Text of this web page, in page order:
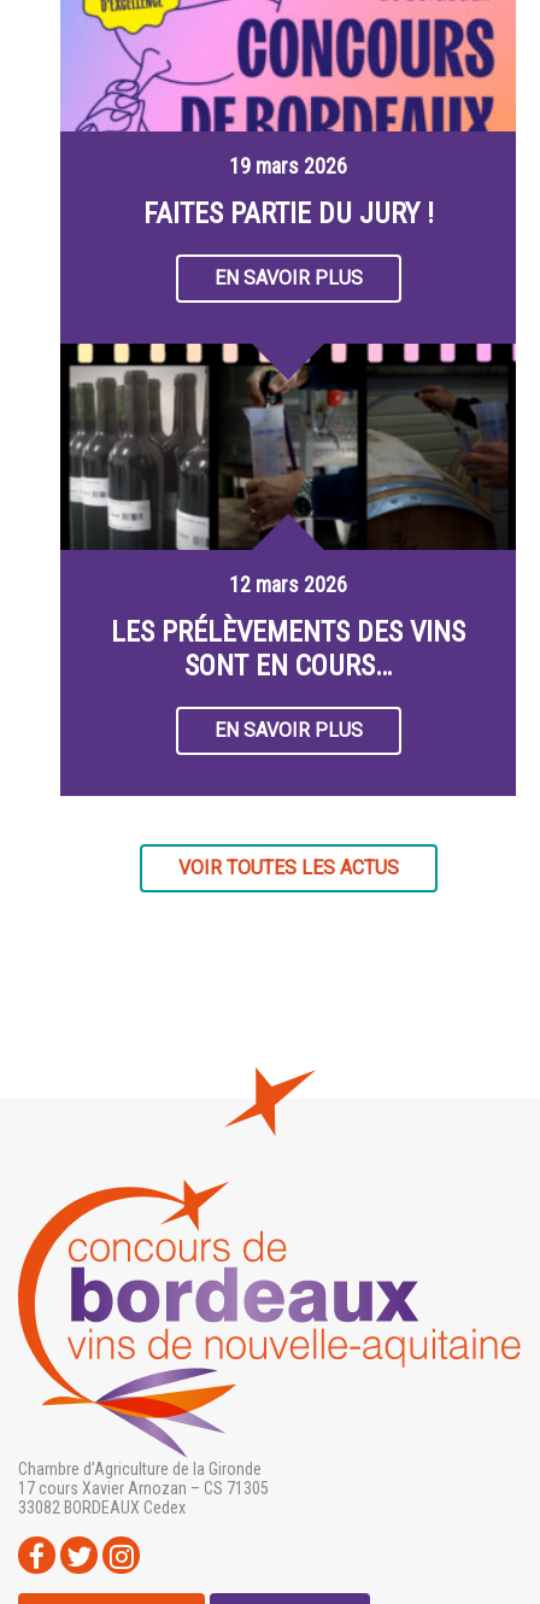
19 mars 2026
FAITES PARTIE DU JURY !
EN SAVOIR PLUS
12 mars 2026
LES PRÉLÈVEMENTS DES VINS
SONT EN COURS…
EN SAVOIR PLUS
VOIR TOUTES LES ACTUS
Chambre d’Agriculture de la Gironde
17 cours Xavier Arnozan – CS 71305
33082 BORDEAUX Cedex